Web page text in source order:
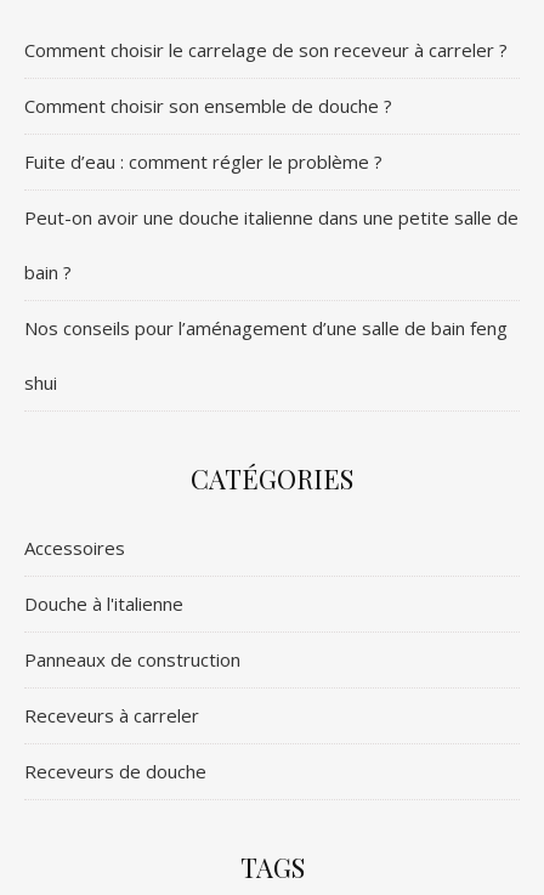
Comment choisir le carrelage de son receveur à carreler ?
Comment choisir son ensemble de douche ?
Fuite d’eau : comment régler le problème ?
Peut-on avoir une douche italienne dans une petite salle de
bain ?
Nos conseils pour l’aménagement d’une salle de bain feng
shui
CATÉGORIES
Accessoires
Douche à l'italienne
Panneaux de construction
Receveurs à carreler
Receveurs de douche
TAGS